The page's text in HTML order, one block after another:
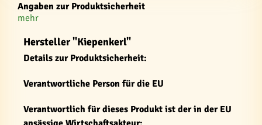
Angaben zur Produktsicherheit
mehr
Hersteller "Kiepenkerl"
Details zur Produktsicherheit:
Verantwortliche Person für die EU
Verantwortlich für dieses Produkt ist der in der EU